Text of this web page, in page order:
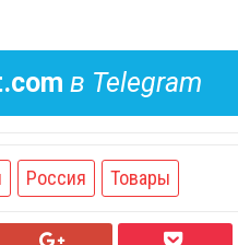
в Telegram
Россия Товары